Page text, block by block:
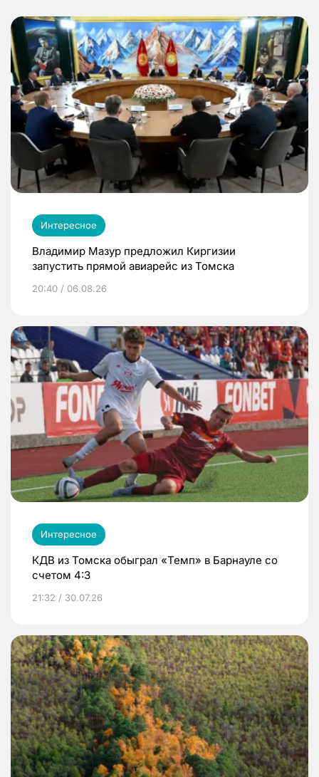
Интересное
Владимир Мазур предложил Киргизии
запустить прямой авиарейс из Томска
20:40 / 06.08.26
Интересное
КДВ из Томска обыграл «Темп» в Барнауле со
счетом 4:3
21:32 / 30.07.26